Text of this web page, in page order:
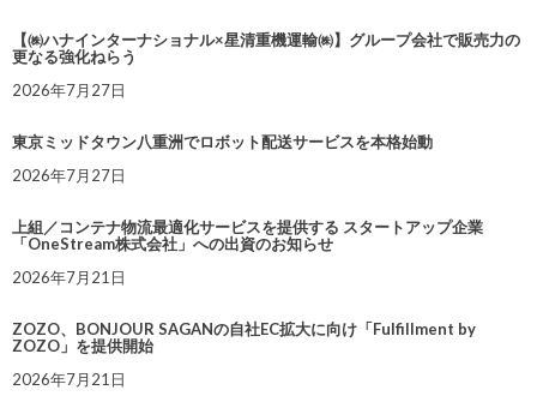
【㈱ハナインターナショナル×星清重機運輸㈱】グループ会社で販売力の
更なる強化ねらう
2026年7月27日
東京ミッドタウン八重洲でロボット配送サービスを本格始動
2026年7月27日
上組／コンテナ物流最適化サービスを提供する スタートアップ企業
「OneStream株式会社」への出資のお知らせ
2026年7月21日
ZOZO、BONJOUR SAGANの自社EC拡大に向け「Fulfillment by
ZOZO」を提供開始
2026年7月21日